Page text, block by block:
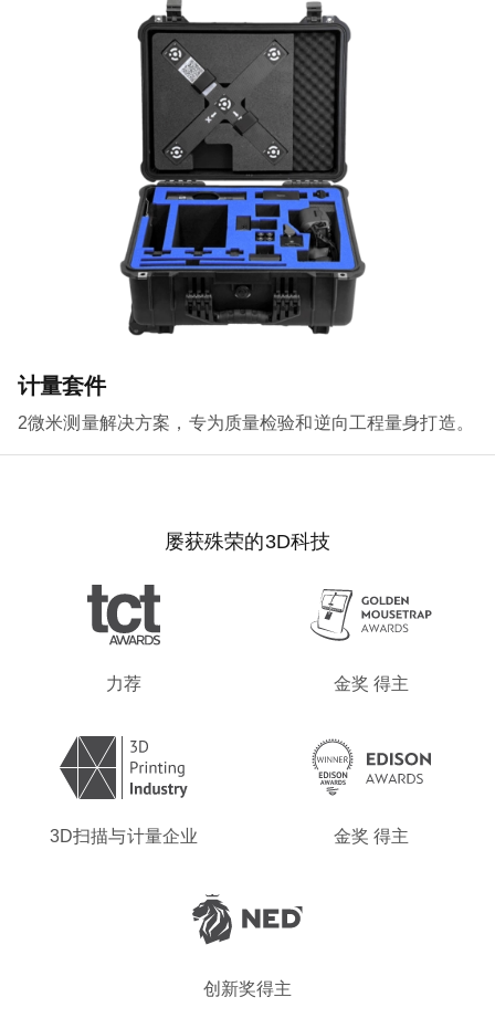
计量套件
2微米测量解决方案，专为质量检验和逆向工程量身打造。
屡获殊荣的3D科技
力荐 金奖 得主
3D扫描与计量企业 金奖 得主
创新奖得主